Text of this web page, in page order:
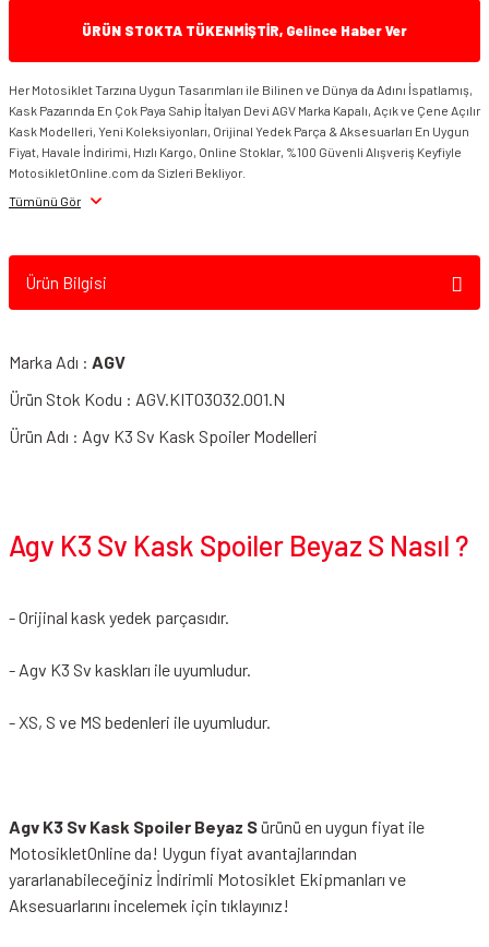
ÜRÜN STOKTA TÜKENMİŞTİR, Gelince Haber Ver
Her Motosiklet Tarzına Uygun Tasarımları ile Bilinen ve Dünya da Adını İspatlamış,
Kask Pazarında En Çok Paya Sahip İtalyan Devi AGV Marka Kapalı, Açık ve Çene Açılır
Kask Modelleri, Yeni Koleksiyonları, Orijinal Yedek Parça & Aksesuarları En Uygun
Fiyat, Havale İndirimi, Hızlı Kargo, Online Stoklar, %100 Güvenli Alışveriş Keyfiyle
MotosikletOnline.com da Sizleri Bekliyor.
Tümünü Gör
Ürün Bilgisi
Marka Adı : AGV
Ürün Stok Kodu : AGV.KIT03032.001.N
Ürün Adı : Agv K3 Sv Kask Spoiler Modelleri
Agv K3 Sv Kask Spoiler Beyaz S Nasıl ?
- Orijinal kask yedek parçasıdır.
- Agv K3 Sv kaskları ile uyumludur.
- XS, S ve MS bedenleri ile uyumludur.
Agv K3 Sv Kask Spoiler Beyaz Sürünü en uygun fiyat ile
MotosikletOnline da! Uygun fiyat avantajlarından
yararlanabileceğiniz İndirimli Motosiklet Ekipmanları ve
Aksesuarlarını incelemek için tıklayınız!